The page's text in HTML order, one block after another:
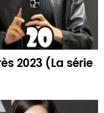
2023 (La série